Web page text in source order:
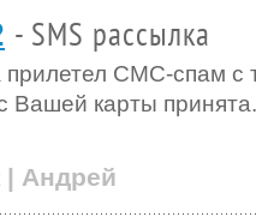
- SMS рассылка
СМС-спам с
Вашей карты
| Андрей